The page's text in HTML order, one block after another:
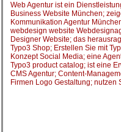
Web Agentur ist ein
Business Website München;
Kommunikation Agentur
webdesign website
Designer Website; das
Typo3 Shop; Erstellen Sie mit
Konzept Social Media; eine
Typo3 product catalog; ist eine
CMS Agentur; Content-
Firmen Logo Gestaltung; nutzen